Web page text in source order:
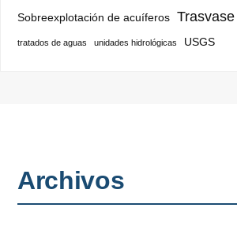
Sobreexplotación de acuíferos
tratados de aguas unidades hidrológicas USGS
Archivos